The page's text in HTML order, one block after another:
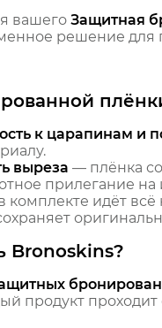
вашего Защитная
решение для
к царапинам и
выреза — плёнка
прилегание на
комплекте идёт
Bronoskins?
продукт